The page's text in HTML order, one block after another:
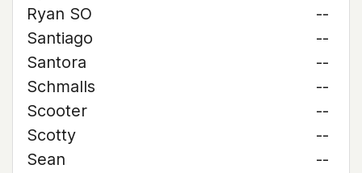
Ryan SO
--
Santiago
--
Santora
--
Schmalls
--
Scooter
--
Scotty
--
Sean
--